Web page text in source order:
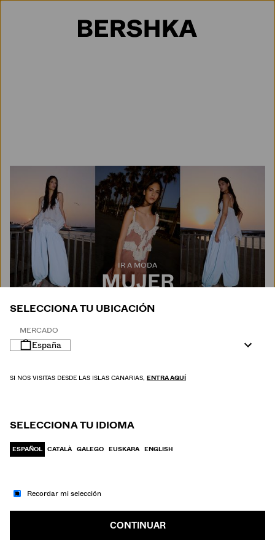
Selección de país
IR A MODA
MUJER
HOMBRE
SELECCIONA TU UBICACIÓN
MERCADO
España
SI NOS VISITAS DESDE LAS ISLAS CANARIAS, ENTRA AQUÍ
SELECCIONA TU IDIOMA
ESPAÑOL CATALÀ GALEGO EUSKARA ENGLISH
Recordar mi selección
CONTINUAR